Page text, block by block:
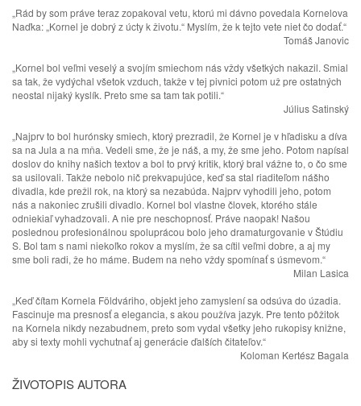
„Rád by som práve teraz zopakoval vetu, ktorú mi dávno povedala Kornelova
Naďka: „Kornel je dobrý z úcty k životu.“ Myslím, že k tejto vete niet čo dodať.“
Tomáš Janovic
„Kornel bol veľmi veselý a svojím smiechom nás vždy všetkých nakazil. Smial
sa tak, že vydýchal všetok vzduch, takže v tej pivnici potom už pre ostatných
neostal nijaký kyslík. Preto sme sa tam tak potili.“
Július Satinský
„Najprv to bol hurónsky smiech, ktorý prezradil, že Kornel je v hľadisku a díva
sa na Jula a na mňa. Vedeli sme, že je náš, a my, že sme jeho. Potom napísal
doslov do knihy našich textov a bol to prvý kritik, ktorý bral vážne to, o čo sme
sa usilovali. Takže nebolo nič prekvapujúce, keď sa stal riaditeľom nášho
divadla, kde prežil rok, na ktorý sa nezabúda. Najprv vyhodili jeho, potom
nás a nakoniec zrušili divadlo. Kornel bol vlastne človek, ktorého stále
odniekiaľ vyhadzovali. A nie pre neschopnosť. Práve naopak! Našou
poslednou profesionálnou spoluprácou bolo jeho dramaturgovanie v Štúdiu
S. Bol tam s nami niekoľko rokov a myslím, že sa cítil veľmi dobre, a aj my
sme boli radi, že ho máme. Budem na neho vždy spomínať s úsmevom.“
Milan Lasica
„Keď čítam Kornela Földváriho, objekt jeho zamyslení sa odsúva do úzadia.
Fascinuje ma presnosť a elegancia, s akou používa jazyk. Pre tento pôžitok
na Kornela nikdy nezabudnem, preto som vydal všetky jeho rukopisy knižne,
aby si texty mohli vychutnať aj generácie ďalších čitateľov.“
Koloman Kertész Bagala
ŽIVOTOPIS AUTORA